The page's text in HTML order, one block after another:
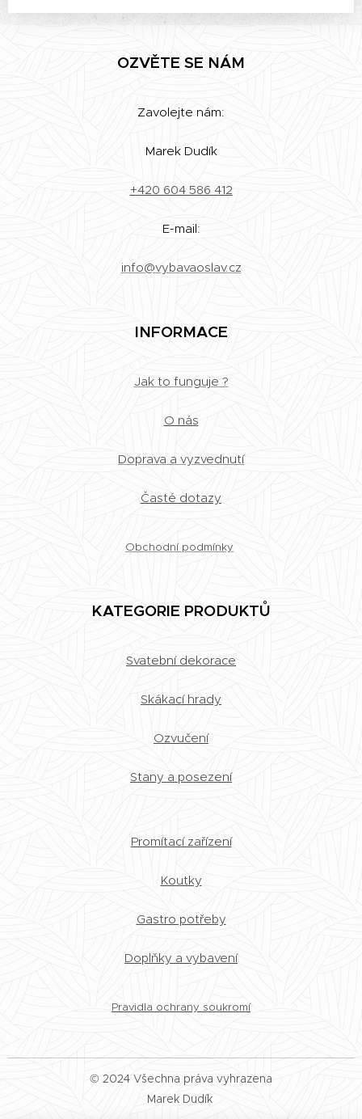
OZVĚTE SE NÁM
Zavolejte nám:
Marek Dudík
+420 604 586 412
E-mail:
info@vybavaoslav.cz
INFORMACE
Jak to funguje ?
O nás
Doprava a vyzvednutí
Časté dotazy
Obchodní podmínky
KATEGORIE PRODUKTŮ
Svatební dekorace
Skákací hrady
Ozvučení
Stany a posezení
Promítací zařízení
Koutky
Gastro potřeby
Doplňky a vybavení
Pravidla ochrany soukromí
© 2024 Všechna práva vyhrazena
Marek Dudík